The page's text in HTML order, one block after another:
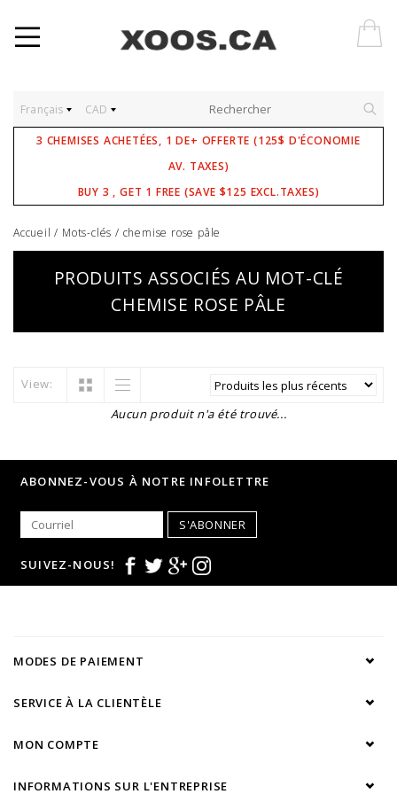
Français CAD
3 CHEMISES ACHETÉES, 1 DE+ OFFERTE (125$ D'ÉCONOMIE
AV. TAXES)
BUY 3 , GET 1 FREE (SAVE $125 EXCL.TAXES)
Accueil / Mots-clés / chemise rose pâle
PRODUITS ASSOCIÉS AU MOT-CLÉ
CHEMISE ROSE PÂLE
View:
Aucun produit n'a été trouvé...
ABONNEZ-VOUS À NOTRE INFOLETTRE
S'ABONNER
SUIVEZ-NOUS!
MODES DE PAIEMENT
SERVICE À LA CLIENTÈLE
MON COMPTE
INFORMATIONS SUR L'ENTREPRISE